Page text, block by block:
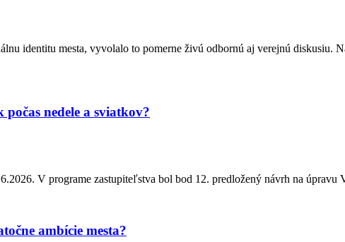
identitu mesta, vyvolalo to pomerne živú odbornú aj verejnú
nedele a sviatkov?
V programe zastupiteľstva bol bod 12. predložený návrh na
ambície mesta?